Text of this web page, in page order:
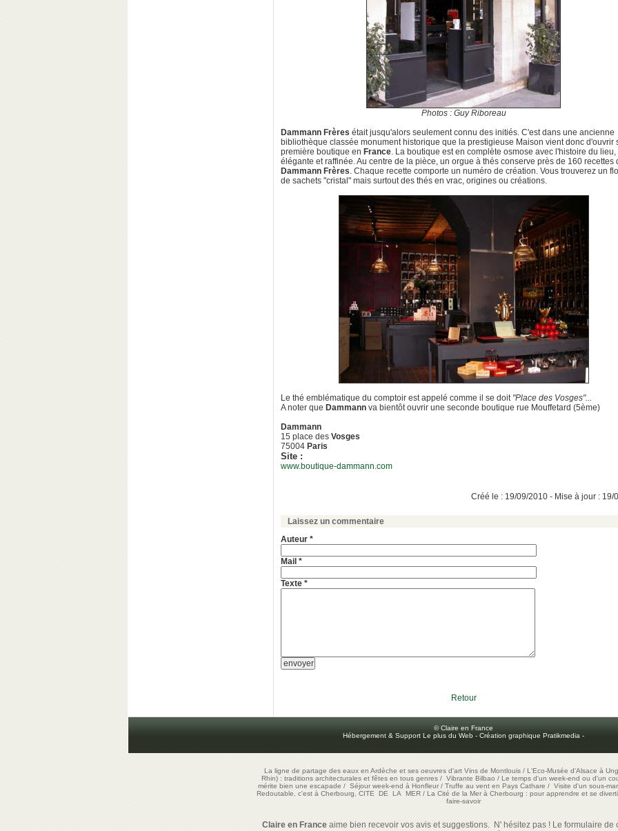
Photos : Guy Riboreau
Dammann Frères était jusqu'alors seulement connu des initiés. C'est dans une ancienne
bibliothèque classée monument historique que la prestigieuse Maison vient donc d'ouvrir
première boutique en France. La boutique est en complète osmose avec l'histoire du lieu,
élégante et raffinée. Au centre de la pièce, un orgue à thés conserve près de 160 recettes
Dammann Frères. Chaque recette comporte un numéro de création. Vous trouverez un
de sachets "cristal" mais surtout des thés en vrac, origines ou créations.
Le thé emblématique du comptoir est appelé comme il se doit "Place des Vosges"...
A noter que Dammann va bientôt ouvrir une seconde boutique rue Mouffetard (5ème)
Dammann
15 place des Vosges
75004 Paris
Site :
www.boutique-dammann.com
Créé le : 19/09/2010 - Mise à jour : 19/
Laissez un commentaire
Auteur *
Mail *
Texte *
Retour
© Claire en France
Hébergement & Support Le plus du Web - Création graphique Pratikmedia -
La ligne de partage des eaux en Ardèche et ses oeuvres d'art Vins de Montlouis/L'Eco-Musée d'Alsace à
Rhin) : traditions architecturales et fêtes en tous genres/Vibrante Bilbao/Le temps d'un week-end ou d'un
mérite bien une escapade/Séjour week-end à Honfleur/Truffe au vent en Pays Cathare/Visite d'un sous-
Redoutable, c'est à Cherbourg, CITE DE LA MER/La Cité de la Mer à Cherbourg : pour apprendre et se
faire-savoir
Claire en Franceaime bien recevoir vos avis et suggestions. N' hésitez pas ! Le formulaire de